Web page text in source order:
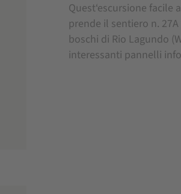
Quest‘escursione
prende il sentiero n.
boschi di Rio Lagundo
interessanti pannelli